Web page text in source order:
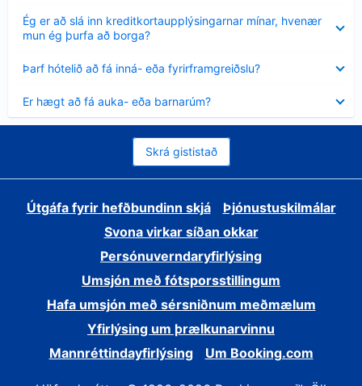
Ég er að slá inn kreditkortaupplýsingarnar mínar, hvenær
mun ég þurfa að borga?
Minna
sýnt
Þarf hótelið að fá inná- eða fyrirframgreiðslu?
sýnt
Er hægt að fá auka- eða barnarúm?
sýnt
Skrá gististað
Útgáfa fyrir hefðbundinn skjá
Þjónustuskilmálar
Svona virkar síðan okkar
Persónuverndaryfirlýsing
Umsjón með fótsporsstillingum
Hafa umsjón með sérsniðnum meðmælum
Yfirlýsing um þrælkunarvinnu
Mannréttindayfirlýsing
Um Booking.com